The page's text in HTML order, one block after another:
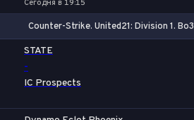
Сегодня в 19:15
Counter-Strike. United21: Division 1. Bo3
STATE
-
IC Prospects